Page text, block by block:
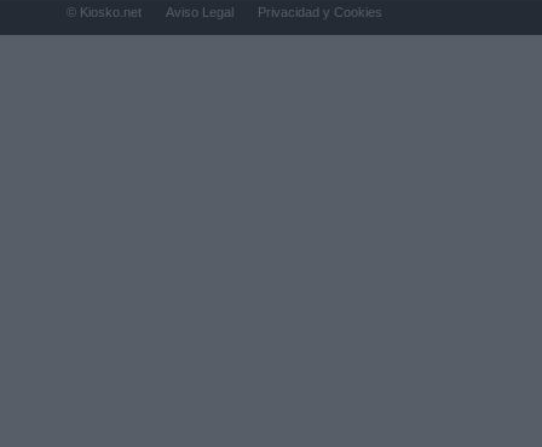
© Kiosko.net Aviso Legal Privacidad y Cookies